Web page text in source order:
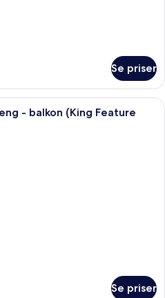
Se priser
Et moderne hotelværelse med en
- balkon (King Feature
Se priser